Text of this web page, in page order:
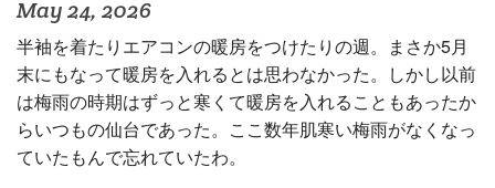
May 24, 2026
半袖を着たりエアコンの暖房をつけたりの週。まさか5月
末にもなって暖房を入れるとは思わなかった。しかし以前
は梅雨の時期はずっと寒くて暖房を入れることもあったか
らいつもの仙台であった。ここ数年肌寒い梅雨がなくなっ
ていたもんで忘れていたわ。